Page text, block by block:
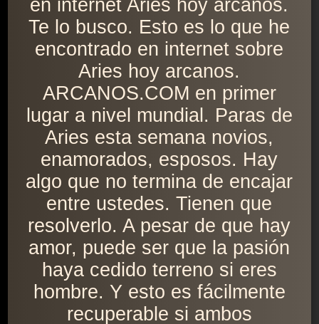
en internet Aries hoy arcanos.
Te lo busco. Esto es lo que he
encontrado en internet sobre
Aries hoy arcanos.
ARCANOS.COM en primer
lugar a nivel mundial. Paras de
Aries esta semana novios,
enamorados, esposos. Hay
algo que no termina de encajar
entre ustedes. Tienen que
resolverlo. A pesar de que hay
amor, puede ser que la pasión
haya cedido terreno si eres
hombre. Y esto es fácilmente
recuperable si ambos